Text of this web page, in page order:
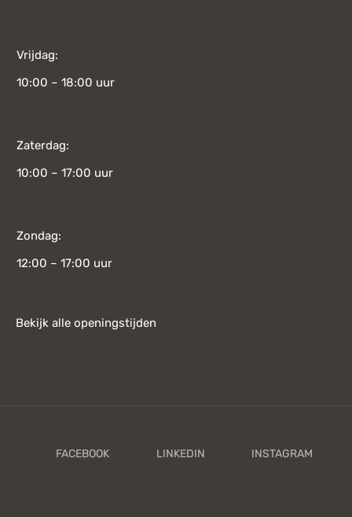
Vrijdag:
10:00 – 18:00 uur
Zaterdag:
10:00 – 17:00 uur
Zondag:
12:00 – 17:00 uur
Bekijk alle openingstijden